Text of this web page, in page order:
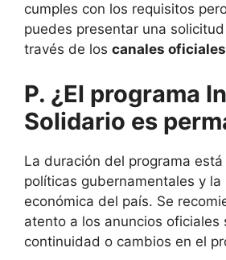
cumples con los requisitos
puedes presentar una
través de los canales oficiales
P. ¿El programa
Solidario es
La duración del programa
políticas gubernamentales y la
económica del país. Se
atento a los anuncios oficiales
continuidad o cambios en el